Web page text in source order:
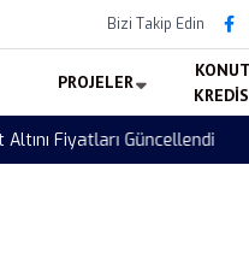
Bizi Takip Edin
PROJELER
KONUT